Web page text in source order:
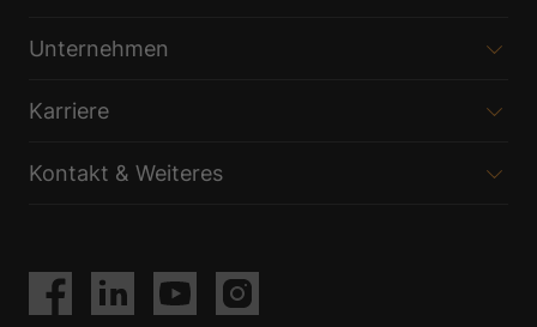
Unternehmen
Karriere
Kontakt & Weiteres